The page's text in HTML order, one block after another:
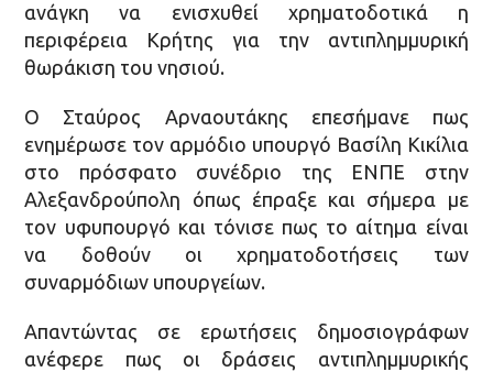
ανάγκη να ενισχυθεί χρηματοδοτικά η
περιφέρεια Κρήτης για την αντιπλημμυρική
θωράκιση του νησιού.
Ο Σταύρος Αρναουτάκης επεσήμανε πως
ενημέρωσε τον αρμόδιο υπουργό Βασίλη Κικίλια
στο πρόσφατο συνέδριο της ΕΝΠΕ στην
Αλεξανδρούπολη όπως έπραξε και σήμερα με
τον υφυπουργό και τόνισε πως το αίτημα είναι
να δοθούν οι χρηματοδοτήσεις των
συναρμόδιων υπουργείων.
Απαντώντας σε ερωτήσεις δημοσιογράφων
ανέφερε πως οι δράσεις αντιπλημμυρικής